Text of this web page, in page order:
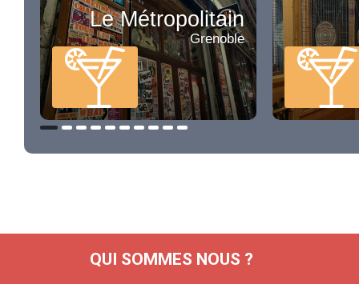
Le Métropolitain
Grenoble
QUI SOMMES NOUS ?